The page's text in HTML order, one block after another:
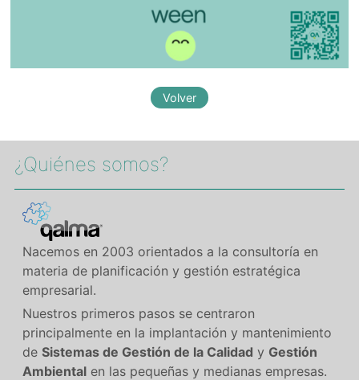
¿Quiénes somos?​
Nacemos en 2003 orientados a la consultoría en
materia de planificación y gestión estratégica
empresarial.
Nuestros primeros pasos se centraron
principalmente en la implantación y mantenimiento
de Sistemas de Gestión de la Calidad y Gestión
Ambientalen las pequeñas y medianas empresas.